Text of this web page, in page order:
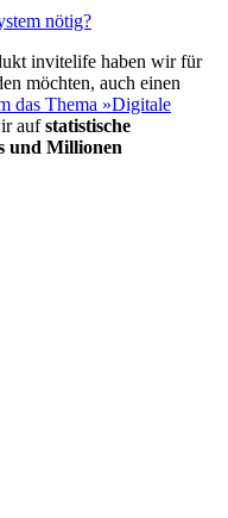
nötig?
invitelife haben wir für
möchten, auch einen
das Thema »Digitale
aufstatistische
und Millionen